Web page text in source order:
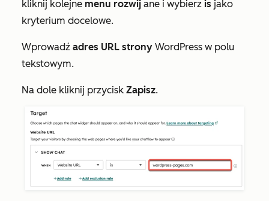
kliknij kolejne menu rozwij ane i wybierz is jako
kryterium docelowe.
Wprowadź adres URL strony WordPress w polu
tekstowym.
Na dole kliknij przycisk Zapisz.